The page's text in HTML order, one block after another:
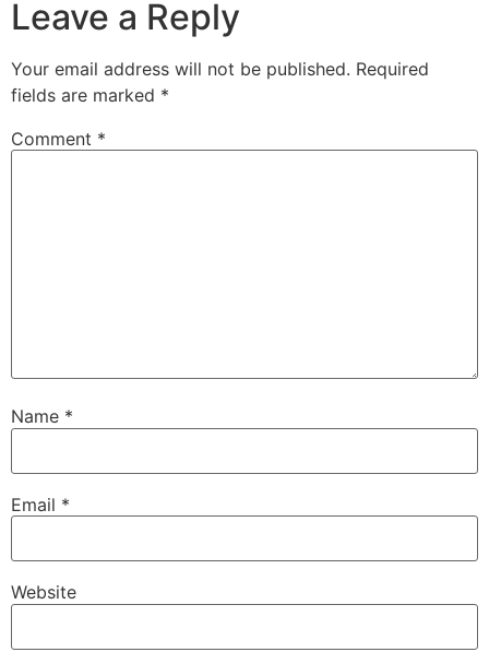
Leave a Reply
Your email address will not be published. Required
fields are marked *
Comment *
Name *
Email *
Website